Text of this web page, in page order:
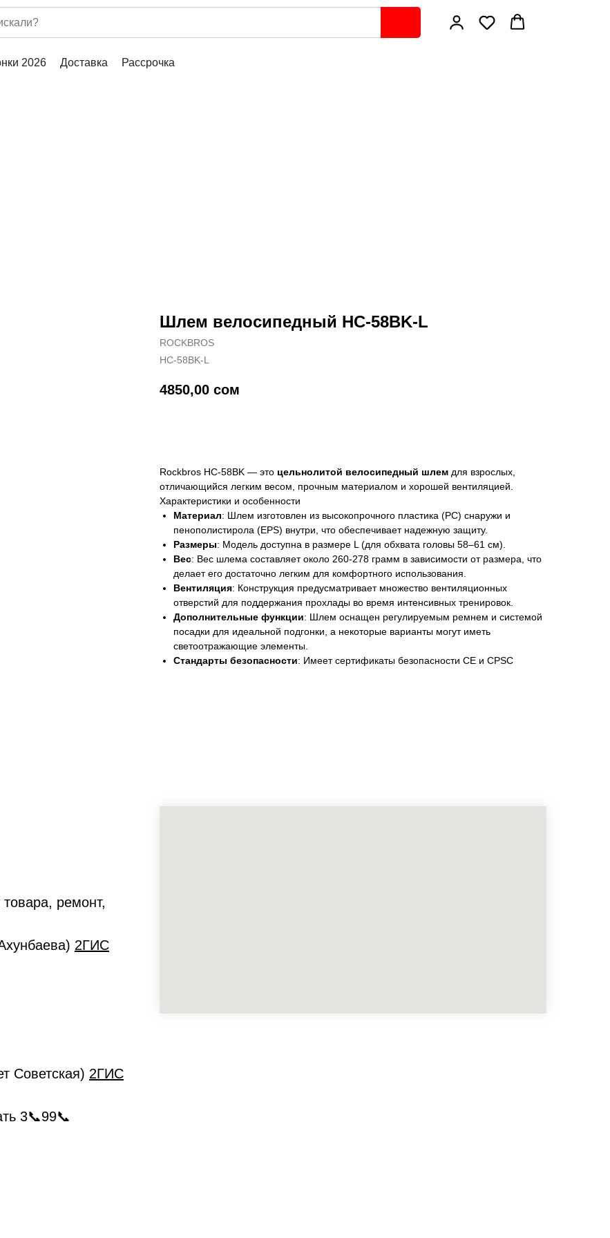
2026 Доставка Рассрочка
Шлем велосипедный HC-58BK-L
ROCKBROS
HC-58BK-L
4850,00 сом
Rockbros HC-58BK — это цельнолитой велосипедный шлем для взрослых,
отличающийся легким весом, прочным материалом и хорошей вентиляцией.
Характеристики и особенности
Материал: Шлем изготовлен из высокопрочного пластика (PC) снаружи и
пенополистирола (EPS) внутри, что обеспечивает надежную защиту.
Размеры: Модель доступна в размере L (для обхвата головы 58–61 см).
Вес: Вес шлема составляет около 260-278 грамм в зависимости от размера, что
делает его достаточно легким для комфортного использования.
Вентиляция: Конструкция предусматривает множество вентиляционных
отверстий для поддержания прохлады во время интенсивных тренировок.
Дополнительные функции: Шлем оснащен регулируемым ремнем и системой
посадки для идеальной подгонки, а некоторые варианты могут иметь
светоотражающие элементы.
Стандарты безопасности: Имеет сертификаты безопасности CE и CPSC
ремонт,
2ГИС
Советская) 2ГИС
3📞99📞